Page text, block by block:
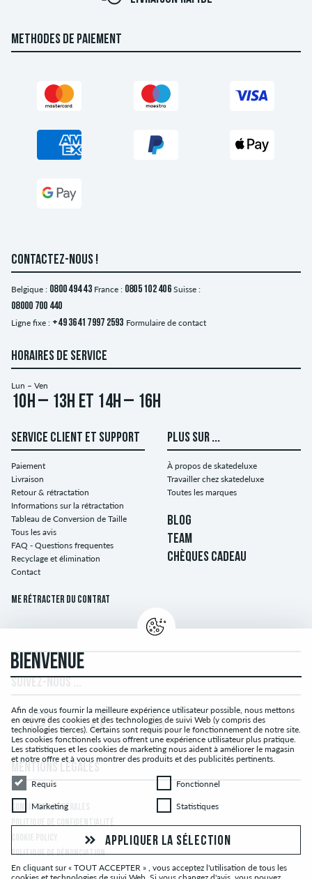
METHODES DE PAIEMENT
CONTACTEZ-NOUS !
Belgique : 0800 494 43 France : 0805 102 406 Suisse :
08000 700 440
Ligne fixe : +49 3641 7997 2593 Formulaire de contact
HORAIRES DE SERVICE
Lun – Ven
10h – 13h et 14h – 16h
SERVICE CLIENT ET SUPPORT
Paiement
Livraison
Retour & rétractation
Informations sur la rétractation
Tableau de Conversion de Taille
Tous les avis
FAQ - Questions frequentes
Recyclage et élimination
Contact
Me rétracter du contrat
PLUS SUR ...
À propos de skatedeluxe
Travailler chez skatedeluxe
Toutes les marques
BLOG
TEAM
CHÈQUES CADEAU
CONDITIONS GÉNÉRALES
POLITIQUE DE CONFIDENTIALITÉ
POLITIQUE DE DÉNONCIATION
BIENVENUE
Afin de vous fournir la meilleure expérience utilisateur possible, nous mettons
en œuvre des cookies et des technologies de suivi Web (y compris des
technologies tierces). Certains sont requis pour le fonctionnement de notre site.
Les cookies fonctionnels vous offrent une expérience utilisateur plus pratique.
Les statistiques et les cookies de marketing nous aident à améliorer le magasin
et notre offre et à vous montrer des produits et des publicités pertinents.
RequisRequis Fonctionnel
Fonctionnel
MarketingMarketing Statistiques
Statistiques
APPLIQUER LA SÉLECTION
En cliquant sur « TOUT ACCEPTER » , vous acceptez l'utilisation de tous les